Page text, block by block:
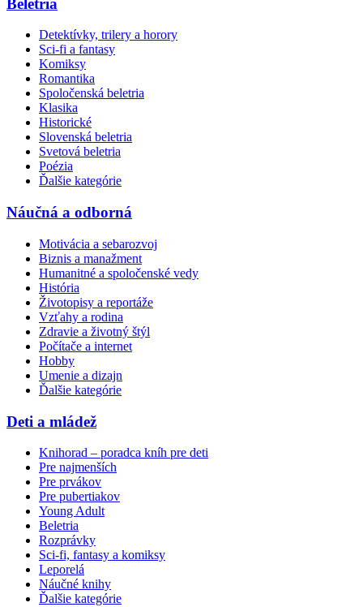
Beletria
Detektívky, trilery a horory
Sci-fi a fantasy
Komiksy
Romantika
Spoločenská beletria
Klasika
Historické
Slovenská beletria
Svetová beletria
Poézia
Ďalšie kategórie
Náučná a odborná
Motivácia a sebarozvoj
Biznis a manažment
Humanitné a spoločenské vedy
História
Životopisy a reportáže
Vzťahy a rodina
Zdravie a životný štýl
Počítače a internet
Hobby
Umenie a dizajn
Ďalšie kategórie
Deti a mládež
Knihorad – poradca kníh pre deti
Pre najmenších
Pre prvákov
Pre pubertiakov
Young Adult
Beletria
Rozprávky
Sci-fi, fantasy a komiksy
Leporelá
Náučné knihy
Ďalšie kategórie